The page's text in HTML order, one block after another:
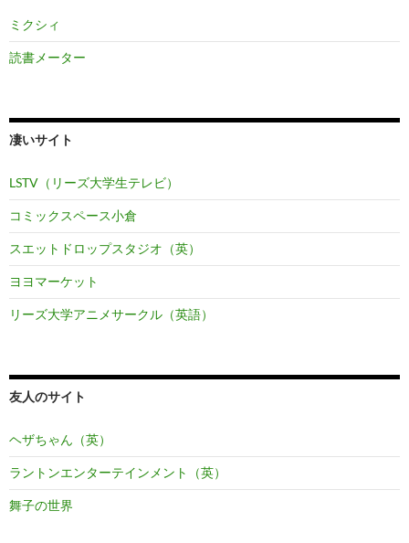
ミクシィ
読書メーター
凄いサイト
LSTV（リーズ大学生テレビ）
コミックスペース小倉
スエットドロップスタジオ（英）
ヨヨマーケット
リーズ大学アニメサークル（英語）
友人のサイト
ヘザちゃん（英）
ラントンエンターテインメント（英）
舞子の世界